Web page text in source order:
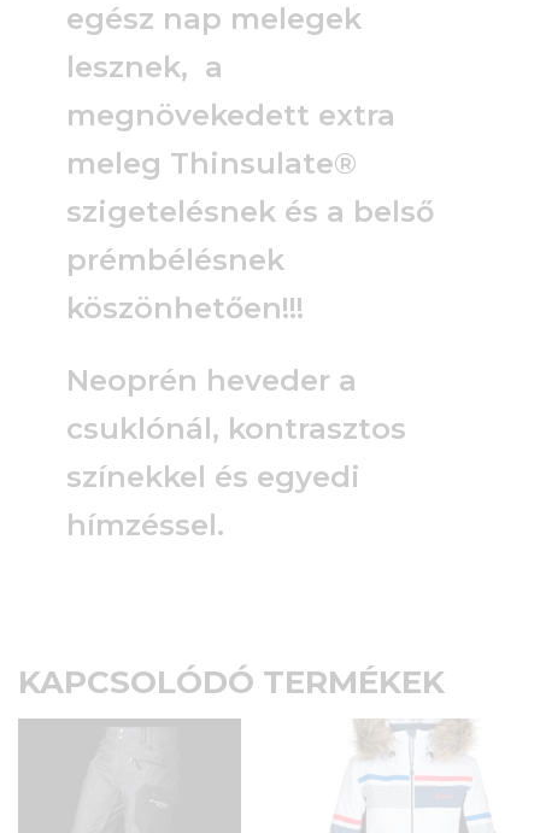
egész nap melegek
lesznek, a
megnövekedett extra
meleg Thinsulate®
szigetelésnek és a belső
prémbélésnek
köszönhetően!!!
Neoprén heveder a
csuklónál, kontrasztos
színekkel és egyedi
hímzéssel.
KAPCSOLÓDÓ TERMÉKEK